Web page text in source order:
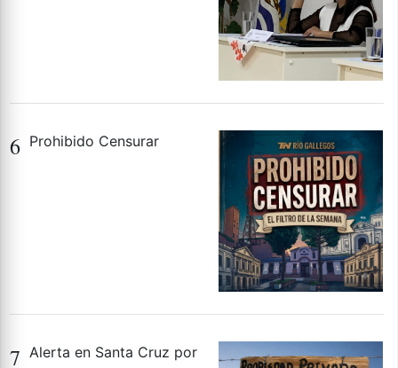
6 Prohibido Censurar
7 Alerta en Santa Cruz por